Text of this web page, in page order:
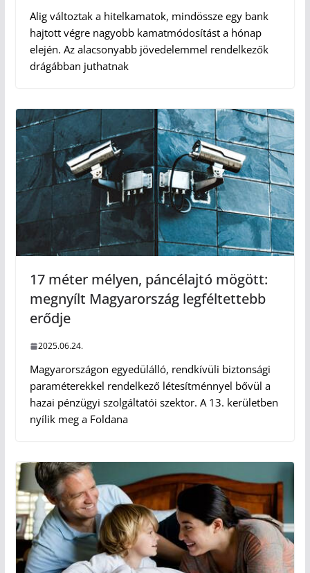
Alig változtak a hitelkamatok, mindössze egy bank
hajtott végre nagyobb kamatmódosítást a hónap
elején. Az alacsonyabb jövedelemmel rendelkezők
drágábban juthatnak
17 méter mélyen, páncélajtó mögött:
megnyílt Magyarország legféltettebb
erődje
2025.06.24.
Magyarországon egyedülálló, rendkívüli biztonsági
paraméterekkel rendelkező létesítménnyel bővül a
hazai pénzügyi szolgáltatói szektor. A 13. kerületben
nyílik meg a Foldana